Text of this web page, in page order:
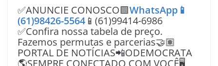
✅ANUNCIE CONOSCO🟩WhatsApp📱
(61)98426-5564 📱(61)99414-6986
✅Confira nossa tabela de preço.
Fazemos permutas e parcerias🤝🏽
PORTAL DE NOTÍCIAS📲ODEMOCRATA